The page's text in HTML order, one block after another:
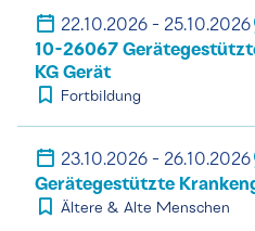
22.10.2026 - 25.10.2026
10-26067
KG Gerät
Fortbildung
23.10.2026 - 26.10.2026
Gerätegestützte
Ältere & Alte Menschen